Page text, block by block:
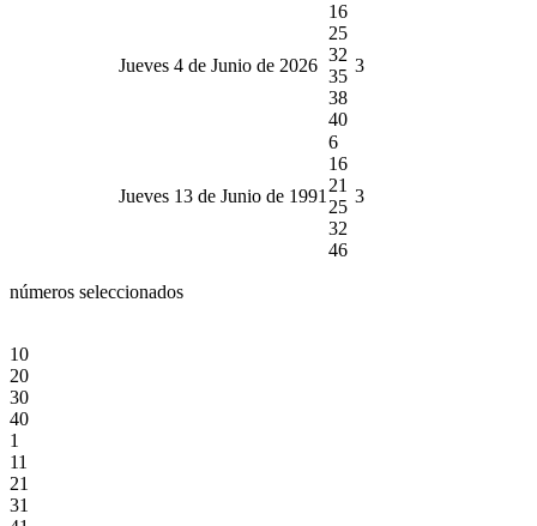
Jueves 4 de Junio de 2026
16
25
32
35
38
40
3
Jueves 13 de Junio de 1991
6
16
21
25
32
46
3
números seleccionados
10
20
30
40
1
11
21
31